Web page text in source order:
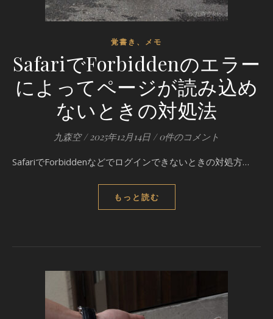
覚書き、メモ
SafariでForbiddenのエラー
によってページが読み込め
ないときの対処法
九森空 / 2025年12月14日 / 0件のコメント
SafariでForbiddenなどでログインできないときの対処方…
もっと読む